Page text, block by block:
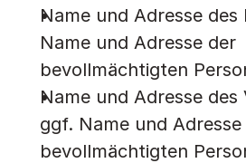
Name und Adresse
Name und Adresse der
bevollmächtigten
Name und Adresse des
ggf. Name und
bevollmächtigten